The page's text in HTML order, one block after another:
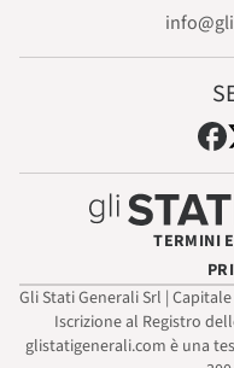
TERMINI
Gli Stati Generali Srl |
Iscrizione al Registro
glistatigenerali.com è una